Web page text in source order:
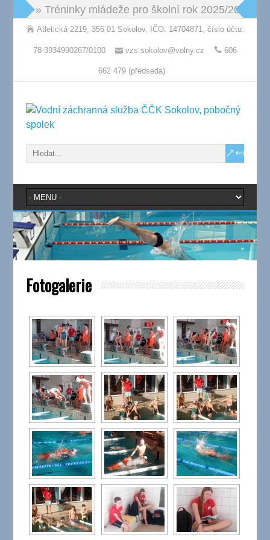
» Tréninky mládeže pro školní rok 2025/2026:
Atletická 2219, 356 01 Sokolov, IČO: 14704871, číslo účtu:
78-3934990267/0100 vzs.sokolov@volny.cz 606
662 479 (předseda)
Fotogalerie